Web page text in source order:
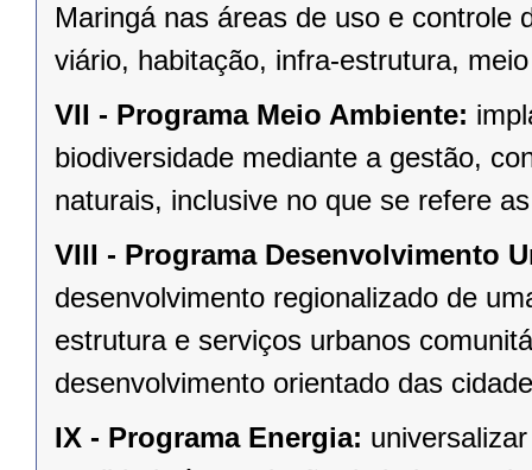
Maringá nas áreas de uso e controle
viário, habitação, infra-estrutura,
VII - Programa Meio Ambiente:
biodiversidade mediante a gestão,
naturais, inclusive no que se refere
VIII - Programa Desenvolvimento
desenvolvimento regionalizado de
estrutura e serviços urbanos
desenvolvimento orientado das
IX - Programa Energia: